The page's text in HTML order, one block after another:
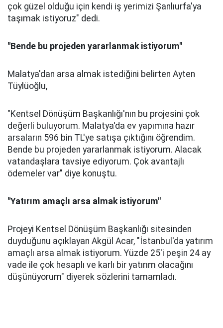
çok güzel olduğu için kendi iş yerimizi Şanlıurfa'ya
taşımak istiyoruz" dedi.
"Bende bu projeden yararlanmak istiyorum"
Malatya'dan arsa almak istediğini belirten Ayten
Tüylüoğlu,
"Kentsel Dönüşüm Başkanlığı'nın bu projesini çok
değerli buluyorum. Malatya'da ev yapımına hazır
arsaların 596 bin TL'ye satışa çıktığını öğrendim.
Bende bu projeden yararlanmak istiyorum. Alacak
vatandaşlara tavsiye ediyorum. Çok avantajlı
ödemeler var" diye konuştu.
"Yatırım amaçlı arsa almak istiyorum"
Projeyi Kentsel Dönüşüm Başkanlığı sitesinden
duyduğunu açıklayan Akgül Acar, "İstanbul'da yatırım
amaçlı arsa almak istiyorum. Yüzde 25'i peşin 24 ay
vade ile çok hesaplı ve karlı bir yatırım olacağını
düşünüyorum" diyerek sözlerini tamamladı.